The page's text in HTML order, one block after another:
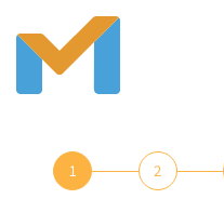
1 2